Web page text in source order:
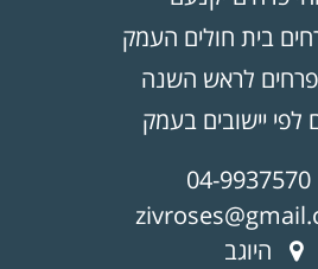
בית חולים העמק
לראש השנה
לפי יישובים בעמק
04-9937570
היוגב